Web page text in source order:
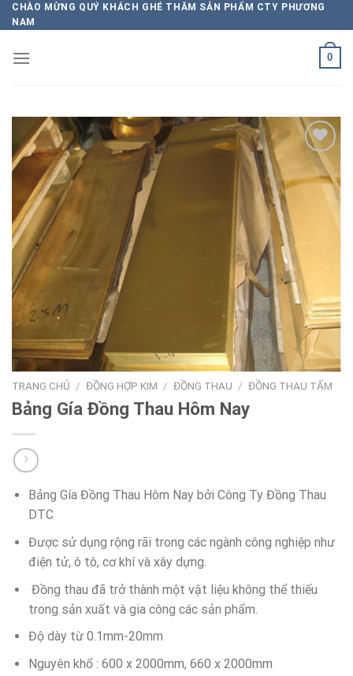
Chuyển
đến
dung
CHÀO MỪNG QUÝ KHÁCH GHÉ THĂM SẢN PHẨM CTY PHƯƠNG
NAM
0
TRANG CHỦ / ĐỒNG HỢP KIM / ĐỒNG THAU / ĐỒNG THAU TẤM
Bảng Gía Đồng Thau Hôm Nay
Bảng Gía Đồng Thau Hôm Nay bởi Công Ty Đồng Thau
DTC
Được sử dụng rộng rãi trong các ngành công nghiệp như
điện tử, ô tô, cơ khí và xây dựng.
Đồng thau đã trở thành một vật liệu không thể thiếu
trong sản xuất và gia công các sản phẩm.
Độ dày từ 0.1mm-20mm
Nguyên khổ : 600 x 2000mm, 660 x 2000mm